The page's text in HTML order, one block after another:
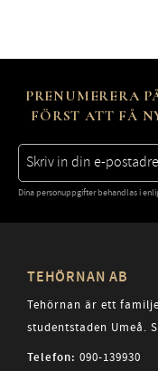
PRENUMERERA
FÖRST ATT FÅ
Dina personuppgifter behandlas i
TEHÖRNAN AB
Tehörnan är ett
studentstaden Umeå.
Telefon: 090-139930